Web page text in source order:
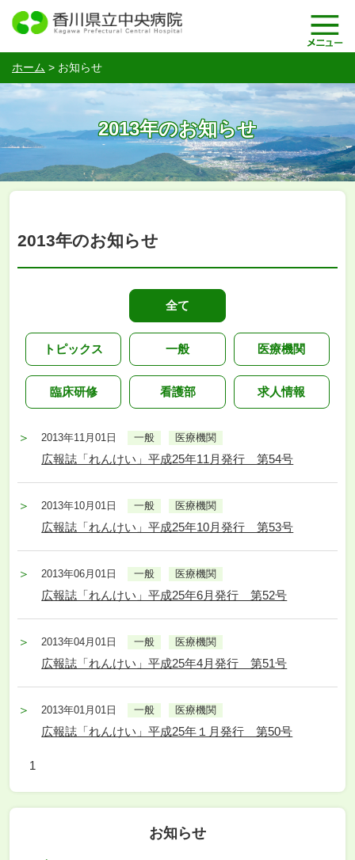
ホーム > お知らせ
2013年のお知らせ
2013年のお知らせ
全て
トピックス 一般 医療機関
臨床研修 看護部 求人情報
2013年11月01日 一般 医療機関
広報誌「れんけい」平成25年11月発行 第54号
2013年10月01日 一般 医療機関
広報誌「れんけい」平成25年10月発行 第53号
2013年06月01日 一般 医療機関
広報誌「れんけい」平成25年6月発行 第52号
2013年04月01日 一般 医療機関
広報誌「れんけい」平成25年4月発行 第51号
2013年01月01日 一般 医療機関
広報誌「れんけい」平成25年１月発行 第50号
1
お知らせ